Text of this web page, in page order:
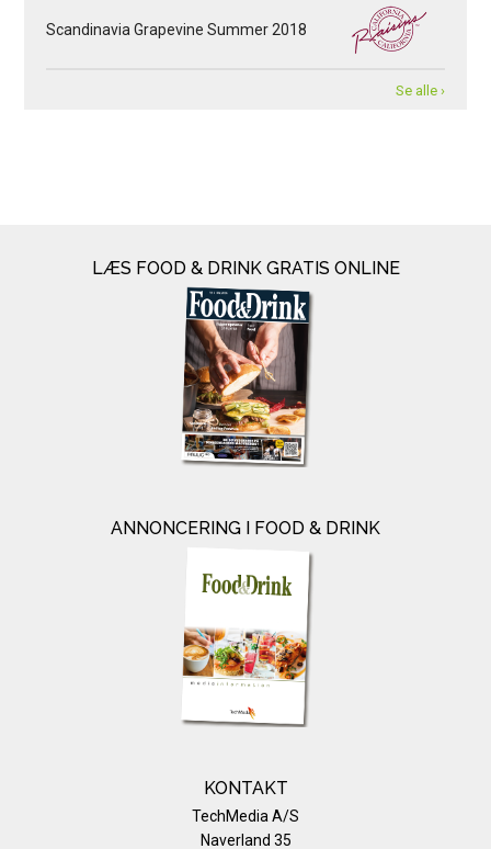
Scandinavia Grapevine Summer 2018
Se alle ›
LÆS FOOD & DRINK GRATIS ONLINE
ANNONCERING I FOOD & DRINK
KONTAKT
TechMedia A/S
Naverland 35